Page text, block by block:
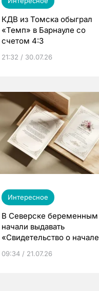
КДВ из Томска обыграл
«Темп» в Барнауле со
счетом 4:3
21:32 / 30.07.26
Интересное
В Северске беременным
начали выдавать
«Свидетельство о начале
09:34 / 21.07.26